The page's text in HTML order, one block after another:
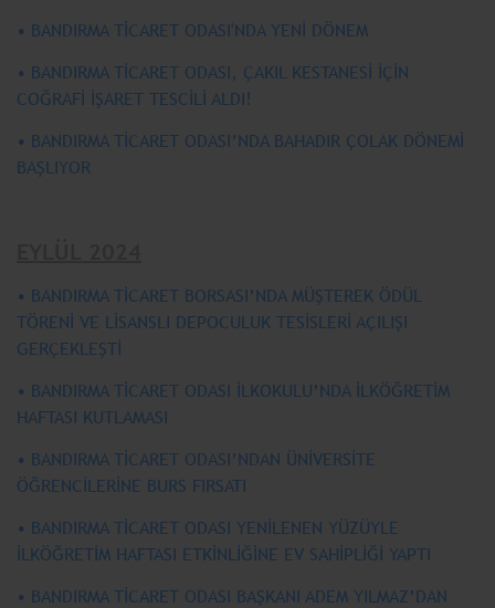
• BANDIRMA TİCARET ODASI'NDA YENİ DÖNEM
• BANDIRMA TİCARET ODASI, ÇAKIL KESTANESİ İÇİN
COĞRAFİ İŞARET TESCİLİ ALDI!
• BANDIRMA TİCARET ODASI’NDA BAHADIR ÇOLAK DÖNEMİ
BAŞLIYOR
• BANDIRMA TİCARET BORSASI’NDA MÜŞTEREK ÖDÜL
TÖRENİ VE LİSANSLI DEPOCULUK TESİSLERİ AÇILIŞI
GERÇEKLEŞTİ
• BANDIRMA TİCARET ODASI İLKOKULU’NDA İLKÖĞRETİM
HAFTASI KUTLAMASI
• BANDIRMA TİCARET ODASI’NDAN ÜNİVERSİTE
ÖĞRENCİLERİNE BURS FIRSATI
• BANDIRMA TİCARET ODASI YENİLENEN YÜZÜYLE
İLKÖĞRETİM HAFTASI ETKİNLİĞİNE EV SAHİPLİĞİ YAPTI
• BANDIRMA TİCARET ODASI BAŞKANI ADEM YILMAZ’DAN